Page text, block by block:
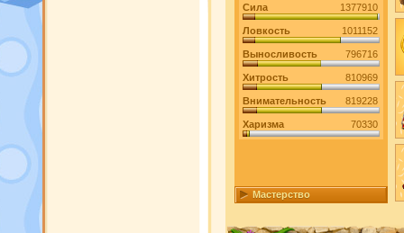
Сила 1377910
Ловкость 1011152
Выносливость 796716
Хитрость 810969
Внимательность 819228
Харизма 70330
Мастерство